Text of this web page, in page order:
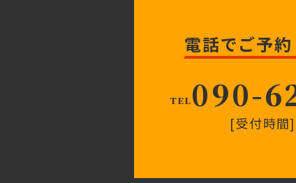
電話でご予
TEL090-
[受付時間